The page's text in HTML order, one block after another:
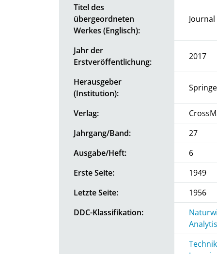
Titel des
übergeordneten
Werkes (Englisch):
Jahr der
Erstveröffentlichung:
2017
Herausgeber
(Institution):
Verlag:
Jahrgang/Band:
27
Ausgabe/Heft:
6
Erste Seite:
1949
Letzte Seite:
1956
DDC-Klassifikation: